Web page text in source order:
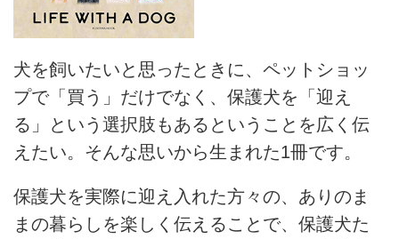
犬を飼いたいと思ったときに、ペットショッ
プで「買う」だけでなく、保護犬を「迎え
る」という選択肢もあるということを広く伝
えたい。そんな思いから生まれた1冊です。
保護犬を実際に迎え入れた方々の、ありのま
まの暮らしを楽しく伝えることで、保護犬た